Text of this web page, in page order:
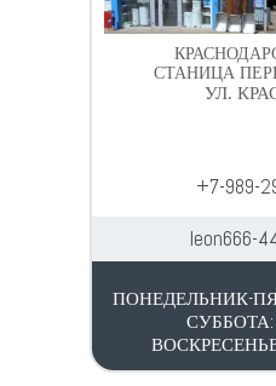
СТАНИЦА
УЛ.
+7-989-
leon666-
ПОНЕДЕЛЬНИК-
СУББОТА: